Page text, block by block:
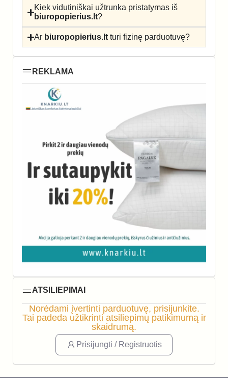
Kiek vidutiniškai užtrunka pristatymas iš
biuropopierius.lt?
Ar biuropopierius.lt turi fizinę parduotuvę?
REKLAMA
ATSILIEPIMAI
Norėdami įvertinti parduotuvę, prisijunkite.
Tai padeda užtikrinti atsiliepimų patikimumą ir
skaidrumą.
Prisijungti / Registruotis